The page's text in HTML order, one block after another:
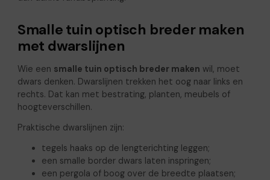
Smalle tuin optisch breder maken
met dwarslijnen
Wie een smalle tuin optisch breder maken wil, moet
dwars denken. Dwarslijnen trekken het oog naar links en
rechts. Dat kan met bestrating, planten, meubels of
hoogteverschillen.
Praktische dwarslijnen zijn:
tegels haaks op de lengterichting leggen;
een smalle border dwars laten inspringen;
een pergola of boog over de breedte plaatsen;